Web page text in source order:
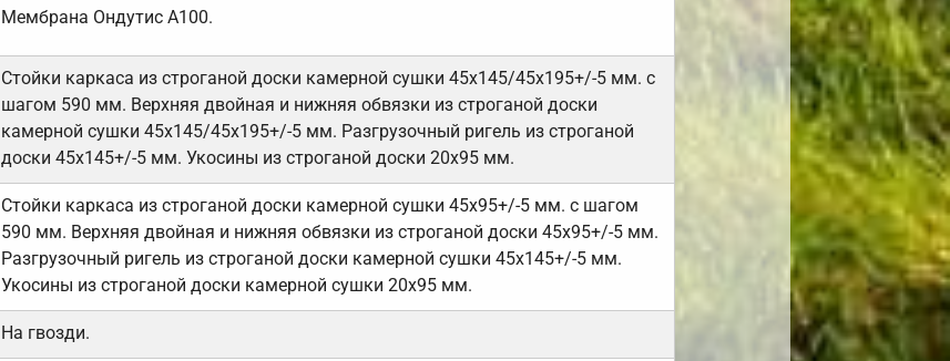
Мембрана Ондутис А100.
Стойки каркаса из строганой доски камерной сушки 45х145/45х195+/-5 мм. с
шагом 590 мм. Верхняя двойная и нижняя обвязки из строганой доски
камерной сушки 45х145/45х195+/-5 мм. Разгрузочный ригель из строганой
доски 45х145+/-5 мм. Укосины из строганой доски 20х95 мм.
Стойки каркаса из строганой доски камерной сушки 45х95+/-5 мм. с шагом
590 мм. Верхняя двойная и нижняя обвязки из строганой доски 45х95+/-5 мм.
Разгрузочный ригель из строганой доски камерной сушки 45х145+/-5 мм.
Укосины из строганой доски камерной сушки 20х95 мм.
На гвозди.